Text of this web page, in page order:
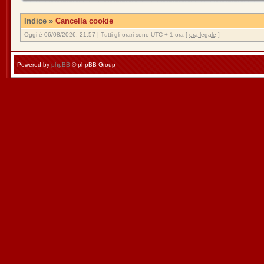
Indice » Cancella cookie
Oggi è 06/08/2026, 21:57 | Tutti gli orari sono UTC + 1 ora [ ora legale ]
Powered by phpBB © phpBB Group